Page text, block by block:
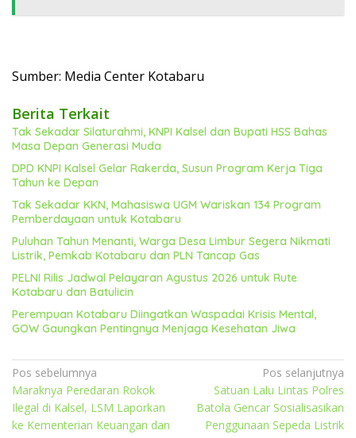
Sumber: Media Center Kotabaru
Berita Terkait
Tak Sekadar Silaturahmi, KNPI Kalsel dan Bupati HSS Bahas
Masa Depan Generasi Muda
DPD KNPI Kalsel Gelar Rakerda, Susun Program Kerja Tiga
Tahun ke Depan
Tak Sekadar KKN, Mahasiswa UGM Wariskan 134 Program
Pemberdayaan untuk Kotabaru
Puluhan Tahun Menanti, Warga Desa Limbur Segera Nikmati
Listrik, Pemkab Kotabaru dan PLN Tancap Gas
PELNI Rilis Jadwal Pelayaran Agustus 2026 untuk Rute
Kotabaru dan Batulicin
Perempuan Kotabaru Diingatkan Waspadai Krisis Mental,
GOW Gaungkan Pentingnya Menjaga Kesehatan Jiwa
Navigasi
pos
Pos sebelumnya
Maraknya Peredaran Rokok
Ilegal di Kalsel, LSM Laporkan
ke Kementerian Keuangan dan
Pos selanjutnya
Satuan Lalu Lintas Polres
Batola Gencar Sosialisasikan
Penggunaan Sepeda Listrik